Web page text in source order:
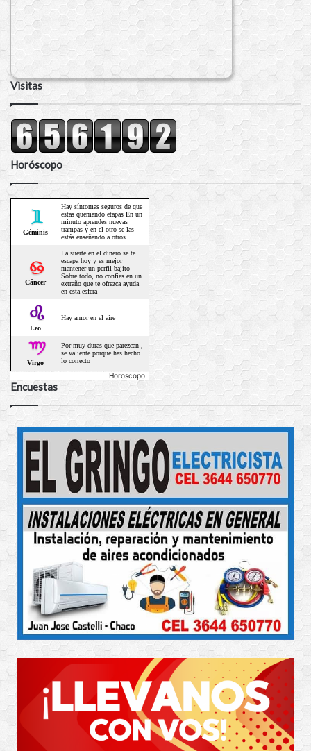
Visitas
Horóscopo
Horoscopo
Encuestas